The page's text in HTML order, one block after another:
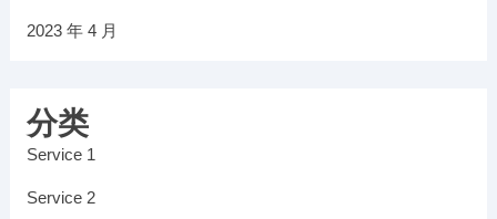
2023 年 4 月
分类
Service 1
Service 2